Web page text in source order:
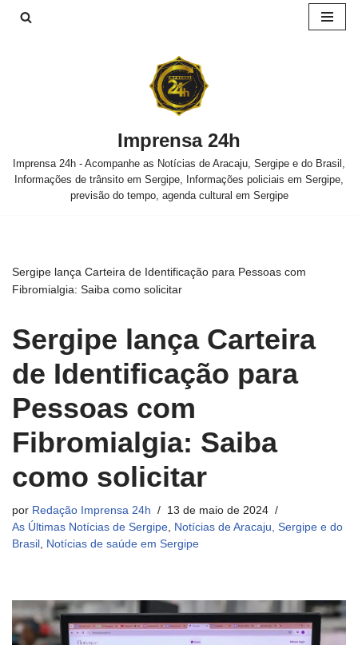
Imprensa 24h
Imprensa 24h - Acompanhe as Notícias de Aracaju, Sergipe e do Brasil,
Informações de trânsito em Sergipe, Informações policiais em Sergipe,
previsão do tempo, agenda cultural em Sergipe
Sergipe lança Carteira de Identificação para Pessoas com
Fibromialgia: Saiba como solicitar
Sergipe lança Carteira
de Identificação para
Pessoas com
Fibromialgia: Saiba
como solicitar
por Redação Imprensa 24h
13 de maio de 2024
As Últimas Notícias de Sergipe, Notícias de Aracaju, Sergipe e do
Brasil , Notícias de saúde em Sergipe